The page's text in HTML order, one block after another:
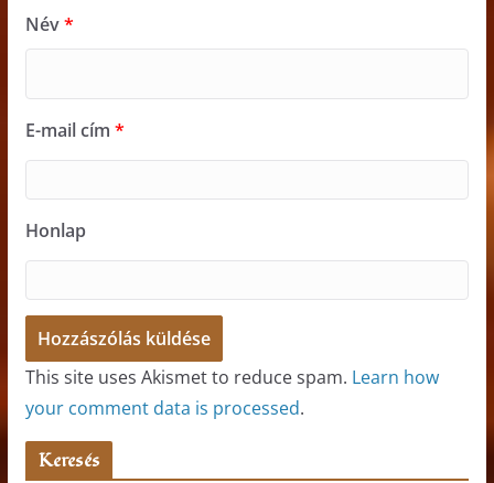
Név*
E-mail cím *
Honlap
This site uses Akismet to reduce spam. Learn how
your comment data is processed.
Keresés